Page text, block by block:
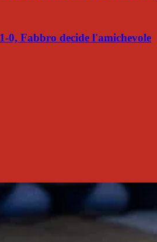
0, Fabbro decide l'amichevole